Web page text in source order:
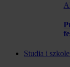
Studia i